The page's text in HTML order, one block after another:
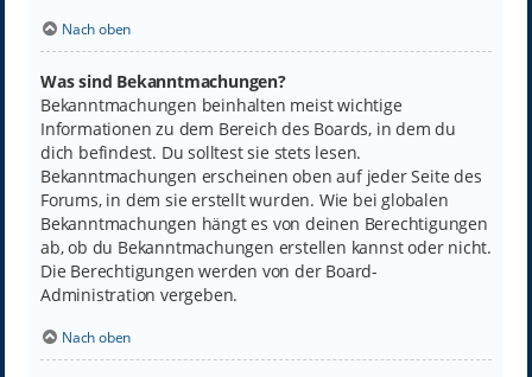
Nach oben
Was sind Bekanntmachungen?
Bekanntmachungen beinhalten meist wichtige
Informationen zu dem Bereich des Boards, in dem du
dich befindest. Du solltest sie stets lesen.
Bekanntmachungen erscheinen oben auf jeder Seite des
Forums, in dem sie erstellt wurden. Wie bei globalen
Bekanntmachungen hängt es von deinen Berechtigungen
ab, ob du Bekanntmachungen erstellen kannst oder nicht.
Die Berechtigungen werden von der Board-
Administration vergeben.
Nach oben